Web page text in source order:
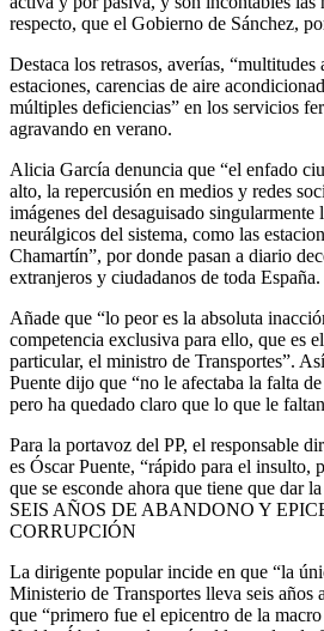
respecto, que el Gobierno de Sánchez,
Destaca los retrasos, averías, “multitudes
estaciones, carencias de aire
múltiples deficiencias” en los servicios
agravando en verano.
Alicia García denuncia que “el enfado
alto, la repercusión en medios y redes
imágenes del desaguisado singularmente
neurálgicos del sistema, como las
Chamartín”, por donde pasan a diario
extranjeros y ciudadanos de toda España.
Añade que “lo peor es la absoluta
competencia exclusiva para ello, que es
particular, el ministro de Transportes”.
Puente dijo que “no le afectaba la falta
pero ha quedado claro que lo que le
Para la portavoz del PP, el responsable
es Óscar Puente, “rápido para el insulto,
que se esconde ahora que tiene que dar la
SEIS AÑOS DE ABANDONO Y
CORRUPCIÓN
La dirigente popular incide en que “la
Ministerio de Transportes lleva seis años
que “primero fue el epicentro de la